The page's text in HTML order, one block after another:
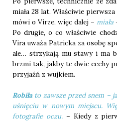
miała 28 lat. Właściwie
mówi o Virze, więc dalej – miała
Po drugie, o co właściwie
Vira uważa Patricka za osobę
ale… strzykają mu stawy i ma
brzmi tak, jakby te dwie cechy
przyjaźń z wujkiem.
Robiła to zawsze przed snem –
uśnięciu w nowym miejscu.
fotografie oczu. – Kiedy z